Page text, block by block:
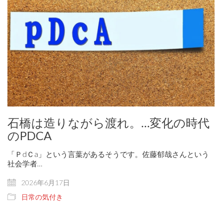
石橋は造りながら渡れ。…変化の時代
のPDCA
「ＰdＣa」という言葉があるそうです。佐藤郁哉さんという
社会学者…
2026年6月17日
日常の気付き